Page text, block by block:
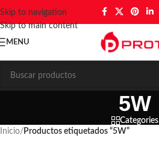
Skip to navigation
Skip to main content
MENU
5W
Categories
Inicio/ Productos etiquetados “5W”